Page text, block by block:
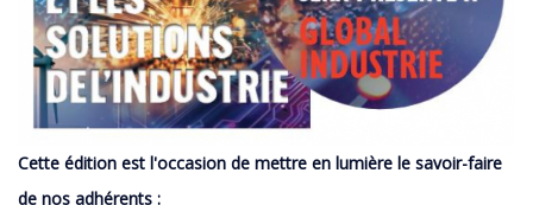
Cette édition est l'occasion de mettre en lumière le savoir-faire
de nos adhérents :